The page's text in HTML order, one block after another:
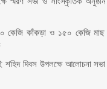
কেজি কাঁকড়া ও ১৫০ কেজি মাছ
শহিদ দিবস উপলক্ষে আলোচনা সভা